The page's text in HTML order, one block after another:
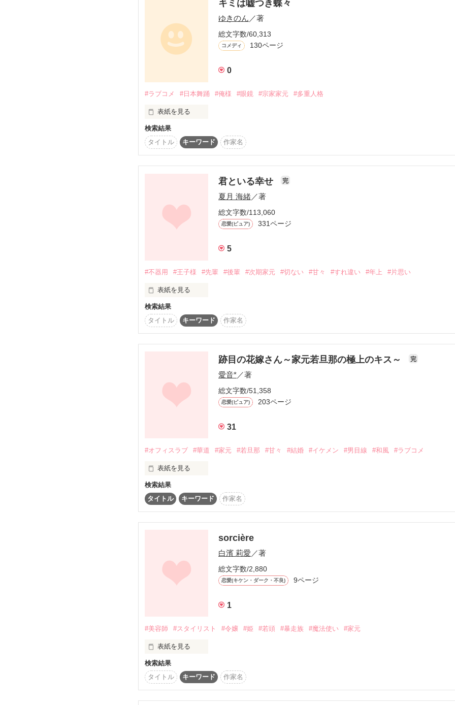
雪人が陽を助けたことをきっかけに、少しずつ２人の歯車が動きだす。
端正な顔立ちで、女性に対して紳士な雪人だが、その性格故、さまざまな女性問題で世間を騒
彼女はこれまで出会ったことのないタイプの女性だった。
雪人を最低な人だと思っていた陽も、過ごす時間が増えるにつれて、本当の雪人に触れていく。
陽と雪人、運命の歯車にのせられて、今、２人の道が重なり合うーーー
キミは嘘つき蝶々
ゆきのん ／著
総文字数/60,313
コメディ 130ページ
0
#ラブコメ #日本舞踊 #俺様 #眼鏡 #宗家家元 #多重人格
表紙を見る
ひらひらかわして
擬態して
息を潜めて、いないふり。
キミは
嘘つき蝶々
検索結果
タイトル
キーワード 作家名
君といる幸せ 完
夏月 海緒／著
総文字数/113,060
恋愛(ピュア) 331ページ
5
#不器用 #王子様 #先輩 #後輩 #次期家元 #切ない #甘々 #すれ違い #年上 #片思い
表紙を見る
冷酷王子様と呼ばれた雨宮律の
∮＊§＊∮＊§＊∮＊§＊∮＊§＊∮＊§＊
sweet memoryに出てきた
雨宮律メインのお話。
sweet memoryを読んでない方でも
お楽しみ頂けると思います。
sweet memory ～番外編～
ファン登録者様限定で公開中
検索結果
タイトル
キーワード 作家名
跡目の花嫁さん～家元若旦那の極上のキス～ 完
愛音*／著
総文字数/51,358
恋愛(ピュア) 203ページ
31
#オフィスラブ #華道 #家元 #若旦那 #甘々 #結婚 #イケメン #男目線 #和風 #ラブコメ
表紙を見る
ヘッドライトが照らした彼女の泣き顔。
俺が君の癒しになる。
君は俺の花だからーーーー・・・
緑川和也　22歳
検索結果
タイトル
キーワード 作家名
sorcière
白濱 莉愛 ／著
総文字数/2,880
恋愛(キケン・ダーク・不良) 9ページ
1
#美容師 #スタイリスト #令嬢 #姫 #若頭 #暴走族 #魔法使い #家元
表紙を見る
未編集
作品を読む
検索結果
タイトル
キーワード 作家名